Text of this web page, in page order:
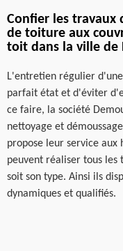
Confier les travaux
de toiture aux
toit dans la ville de
L'entretien régulier
parfait état et d'éviter
ce faire, la société
nettoyage et
propose leur service
peuvent réaliser tous
soit son type. Ainsi ils
dynamiques et qualifiés.